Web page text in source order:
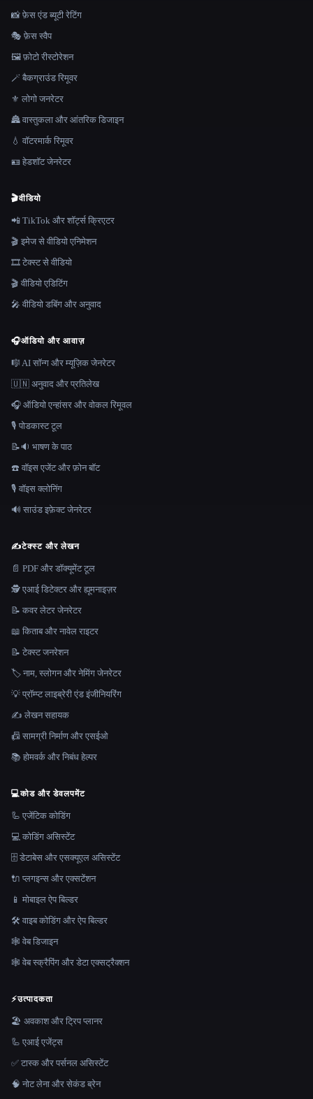
📸 फ़ेस एंड ब्यूटी रेटिंग
🎭 फ़ेस स्वैप
🖼️ फ़ोटो रीस्टोरेशन
🪄 बैकग्राउंड रिमूवर
⚜️ लोगो जनरेटर
🏯 वास्तुकला और आंतरिक डिजाइन
💧 वॉटरमार्क रिमूवर
🪪 हेडशॉट जेनरेटर
🎬वीडियो
📲 TikTok और शॉर्ट्स क्रिएटर
🎬 इमेज से वीडियो एनिमेशन
🎞️ टेक्स्ट से वीडियो
🎬 वीडियो एडिटिंग
🎤 वीडियो डबिंग और अनुवाद
🎧ऑडियो और आवाज़
🎼 AI सॉन्ग और म्यूज़िक जेनरेटर
🇺🇳 अनुवाद और प्रतिलेख
🎧 ऑडियो एन्हांसर और वोकल रिमूवल
🎙️ पोडकास्ट टूल
📝🔉 भाषण के पाठ
☎️ वॉइस एजेंट और फ़ोन बॉट
🎙️ वॉइस क्लोनिंग
🔊 साउंड इफ़ेक्ट जेनरेटर
✍️टेक्स्ट और लेखन
📄 PDF और डॉक्यूमेंट टूल
🕵️ एआई डिटेक्टर और ह्यूमनाइज़र
📝 कवर लेटर जेनरेटर
📖 किताब और नावेल राइटर
📝 टेक्स्ट जनरेशन
🏷️ नाम, स्लोगन और नेमिंग जेनरेटर
💡 प्रॉम्प्ट लाइब्रेरी एंड इंजीनियरिंग
✍️ लेखन सहायक
📠 सामग्री निर्माण और एसईओ
📚 होमवर्क और निबंध हेल्पर
💻कोड और डेवलपमेंट
🦾 एजेंटिक कोडिंग
💻 कोडिंग असिस्टेंट
🗄️ डेटाबेस और एसक्यूएल असिस्टेंट
🔌 प्लगइन्स और एक्सटेंशन
📱 मोबाइल ऐप बिल्डर
🛠️ वाइब कोडिंग और ऐप बिल्डर
🕸 वेब डिजाइन
🕸️ वेब स्क्रैपिंग और डेटा एक्सट्रैक्शन
⚡उत्पादकता
🏖 अवकाश और ट्रिप प्लानर
🦾 एआई एजेंट्स
✅ टास्क और पर्सनल असिस्टेंट
🧠 नोट लेना और सेकंड ब्रेन